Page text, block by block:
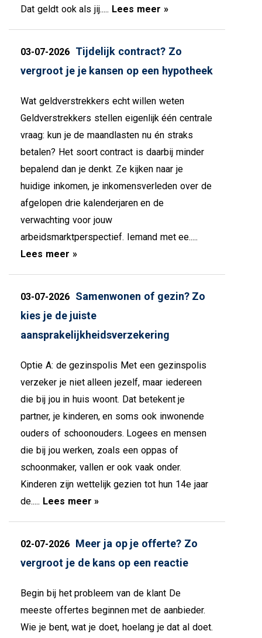
Dat geldt ook als jij..... Lees meer »
03-07-2026 Tijdelijk contract? Zo
vergroot je je kansen op een hypotheek
Wat geldverstrekkers echt willen weten
Geldverstrekkers stellen eigenlijk één centrale
vraag: kun je de maandlasten nu én straks
betalen? Het soort contract is daarbij minder
bepalend dan je denkt. Ze kijken naar je
huidige inkomen, je inkomensverleden over de
afgelopen drie kalenderjaren en de
verwachting voor jouw
arbeidsmarktperspectief. Iemand met ee.....
Lees meer »
03-07-2026 Samenwonen of gezin? Zo
kies je de juiste
aansprakelijkheidsverzekering
Optie A: de gezinspolis Met een gezinspolis
verzeker je niet alleen jezelf, maar iedereen
die bij jou in huis woont. Dat betekent je
partner, je kinderen, en soms ook inwonende
ouders of schoonouders. Logees en mensen
die bij jou werken, zoals een oppas of
schoonmaker, vallen er ook vaak onder.
Kinderen zijn wettelijk gezien tot hun 14e jaar
de..... Lees meer »
02-07-2026 Meer ja op je offerte? Zo
vergroot je de kans op een reactie
Begin bij het probleem van de klant De
meeste offertes beginnen met de aanbieder.
Wie je bent, wat je doet, hoelang je dat al doet.